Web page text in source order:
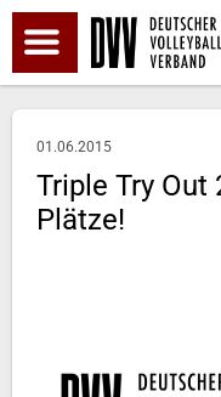
01.06.2015
Triple Try Out
Plätze!